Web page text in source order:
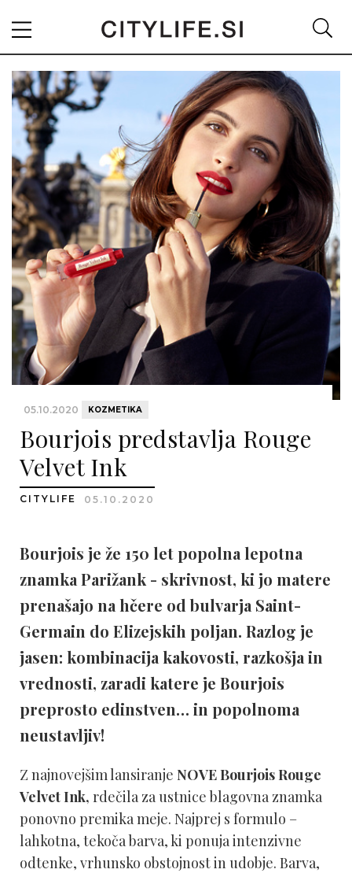
05.10.2020 KOZMETIKA
Bourjois predstavlja Rouge
Velvet Ink
CITYLIFE 05.10.2020
Bourjois je že 150 let popolna lepotna
znamka Parižank - skrivnost, ki jo matere
prenašajo na hčere od bulvarja Saint-
Germain do Elizejskih poljan. Razlog je
jasen: kombinacija kakovosti, razkošja in
vrednosti, zaradi katere je Bourjois
preprosto edinstven… in popolnoma
neustavljiv!
Z najnovejšim lansiranje NOVE Bourjois Rouge
Velvet Ink, rdečila za ustnice blagovna znamka
ponovno premika meje. Najprej s formulo –
lahkotna, tekoča barva, ki ponuja intenzivne
odtenke, vrhunsko obstojnost in udobje. Barva,